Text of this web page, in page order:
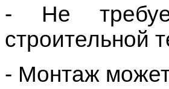
Технология
вустановке
слоя